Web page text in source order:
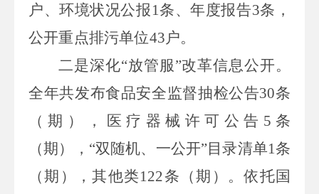
户、环境状况公报 1条、年度报告3条，
公开重点排污单位43户。
二是深化“放管服”改革信息公开。
全年共发布食品安全监督抽检公告30条
（期 ），医疗器械许可公告 5 条
（期）， “双随机、一公开”目录清单1条
（期），其他类122条（期）。依托国